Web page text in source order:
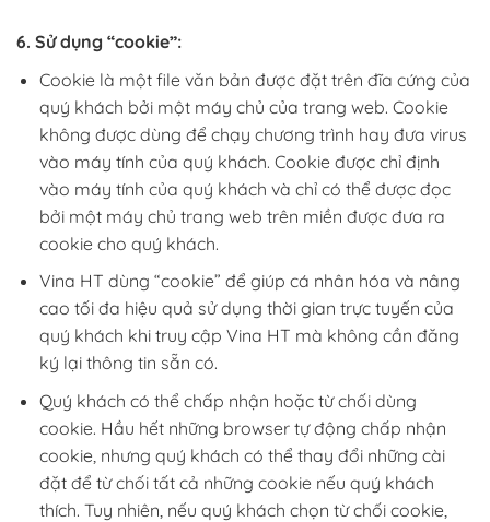
6. Sử dụng “cookie”:
Cookie là một file văn bản được đặt trên đĩa cứng của
quý khách bởi một máy chủ của trang web. Cookie
không được dùng để chạy chương trình hay đưa virus
vào máy tính của quý khách. Cookie được chỉ định
vào máy tính của quý khách và chỉ có thể được đọc
bởi một máy chủ trang web trên miền được đưa ra
cookie cho quý khách.
Vina HT dùng “cookie” để giúp cá nhân hóa và nâng
cao tối đa hiệu quả sử dụng thời gian trực tuyến của
quý khách khi truy cập Vina HT mà không cần đăng
ký lại thông tin sẵn có.
Quý khách có thể chấp nhận hoặc từ chối dùng
cookie. Hầu hết những browser tự động chấp nhận
cookie, nhưng quý khách có thể thay đổi những cài
đặt để từ chối tất cả những cookie nếu quý khách
thích. Tuy nhiên, nếu quý khách chọn từ chối cookie,